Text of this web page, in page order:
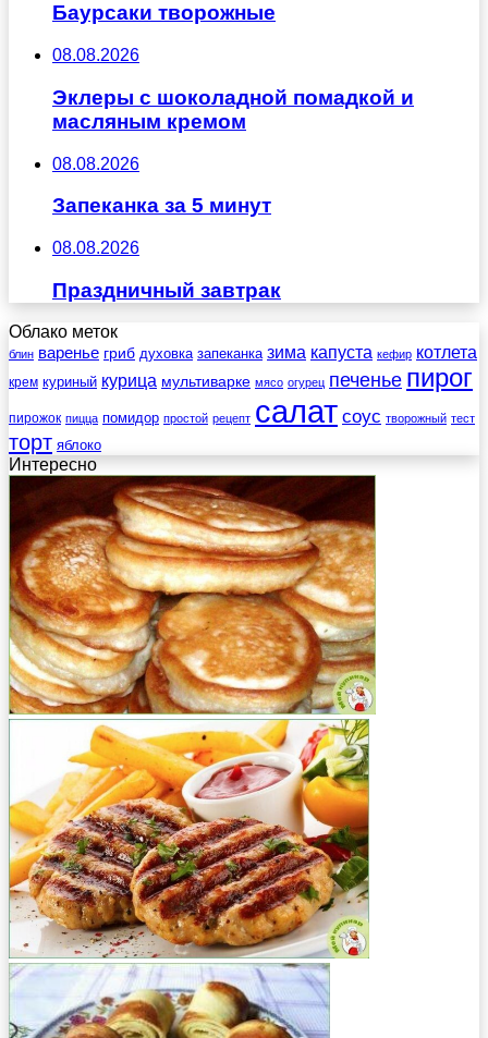
Баурсаки творожные
08.08.2026
Эклеры с шоколадной помадкой и
масляным кремом
08.08.2026
Запеканка за 5 минут
08.08.2026
Праздничный завтрак
Облако меток
блин варенье гриб духовка запеканка зима капуста кефир котлета
крем куриный курица мультиварке мясо огурец печенье пирог
пирожок пицца помидор простой рецепт салат соус творожный тест
торт яблоко
Интересно